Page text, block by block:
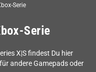
Serie
Serie
X|S findest Du hier
andere Gamepads oder